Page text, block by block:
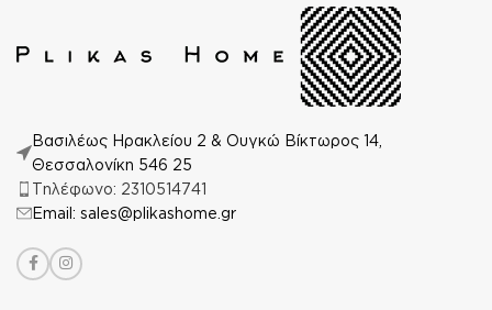
Βασιλέως Ηρακλείου 2 & Ουγκώ Βίκτωρος 14,
Θεσσαλονίκη 546 25
Τηλέφωνο: 2310514741
Email: sales@plikashome.gr